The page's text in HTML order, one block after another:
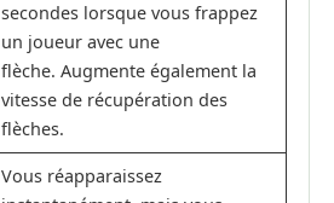
secondes lorsque vous frappez
un joueur avec une
flèche. Augmente également la
vitesse de récupération des
flèches.
Vous réapparaissez